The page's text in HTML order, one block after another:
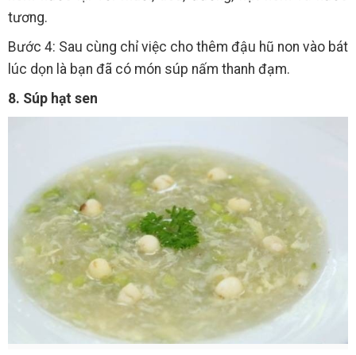
tương.
Bước 4: Sau cùng chỉ việc cho thêm đậu hũ non vào bát
lúc dọn là bạn đã có món súp nấm thanh đạm.
8. Súp hạt sen